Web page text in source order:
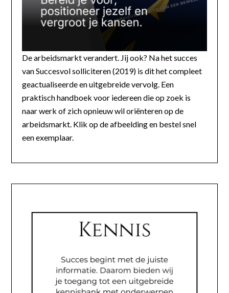
De arbeidsmarkt verandert. Jij ook? Na het succes
van Succesvol solliciteren (2019) is dit het compleet
geactualiseerde en uitgebreide vervolg. Een
praktisch handboek voor iedereen die op zoek is
naar werk of zich opnieuw wil oriënteren op de
arbeidsmarkt. Klik op de afbeelding en bestel snel
een exemplaar.